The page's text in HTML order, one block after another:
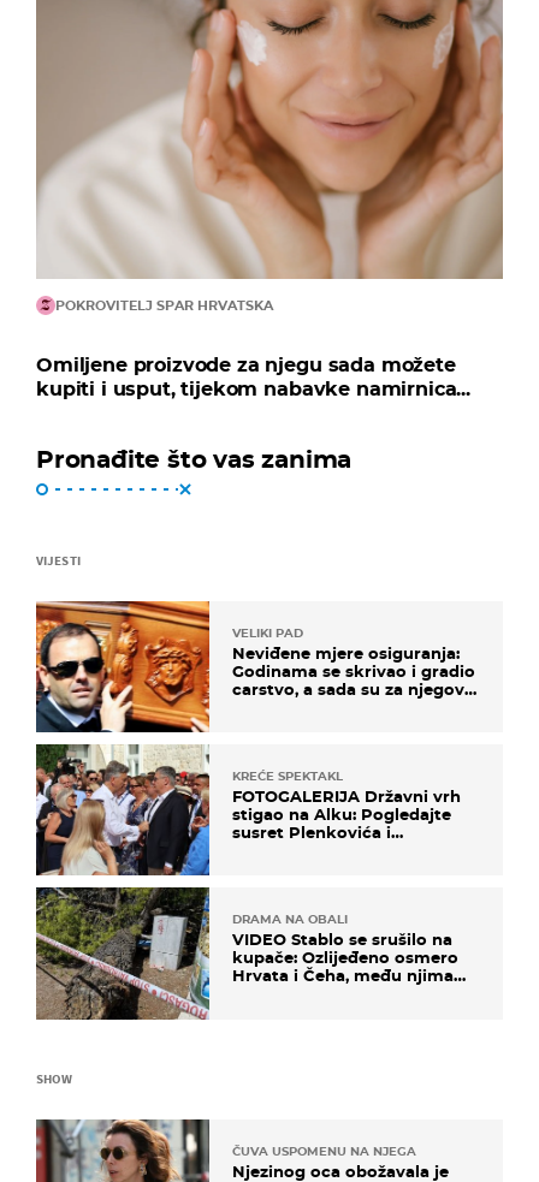
POKROVITELJ SPAR HRVATSKA
Omiljene proizvode za njegu sada možete
kupiti i usput, tijekom nabavke namirnica...
Pronađite što vas zanima
VIJESTI
VELIKI PAD
Neviđene mjere osiguranja:
Godinama se skrivao i gradio
carstvo, a sada su za njegovo
KREĆE SPEKTAKL
FOTOGALERIJA Državni vrh
stigao na Alku: Pogledajte
susret Plenkovića i
DRAMA NA OBALI
VIDEO Stablo se srušilo na
kupače: Ozlijeđeno osmero
Hrvata i Čeha, među njima
SHOW
ČUVA USPOMENU NA NJEGA
Njezinog oca obožavala je